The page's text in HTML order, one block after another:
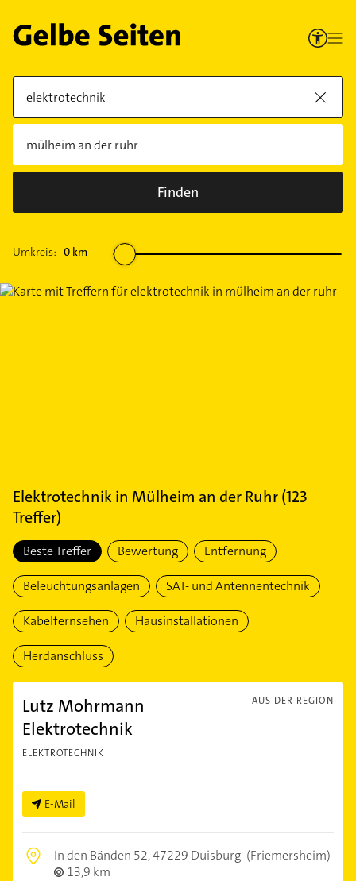
Finden
Umkreis: 0 km
Elektrotechnikin Mülheim an der Ruhr(123
Treffer)
Beste Treffer Bewertung Entfernung
Beleuchtungsanlagen SAT- und Antennentechnik
Kabelfernsehen Hausinstallationen
Herdanschluss
AUS DER REGION
Lutz Mohrmann
Elektrotechnik
ELEKTROTECHNIK
E-Mail
In den Bänden 52,47229 Duisburg (Friemersheim)
13,9 km